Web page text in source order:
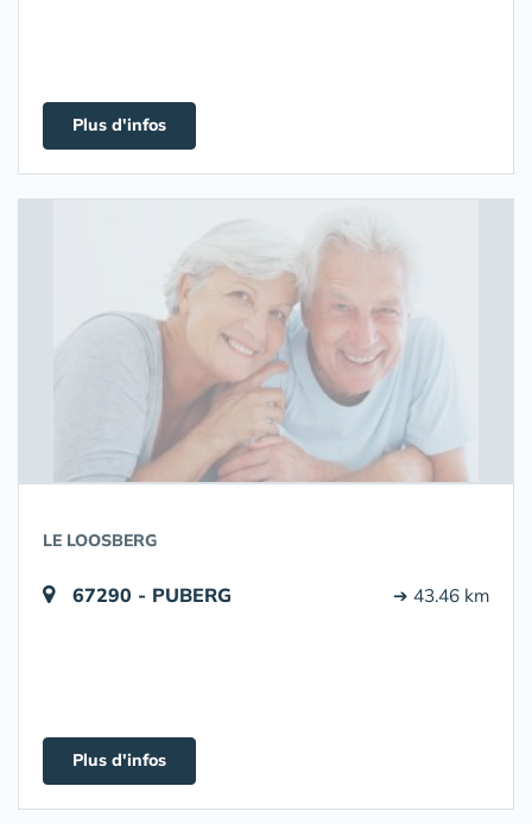
Plus d'infos
LE LOOSBERG
67290 - PUBERG ➔ 43.46 km
Plus d'infos